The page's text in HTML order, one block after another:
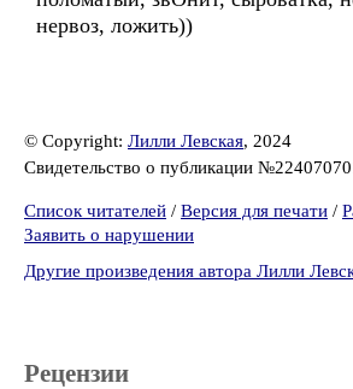
нервоз, ложить))
© Copyright: Лилли Левская, 2024
Свидетельство о публикации
Список читателей / Версия для печати /
Заявить о нарушении
Другие произведения автора Лилли
Рецензии